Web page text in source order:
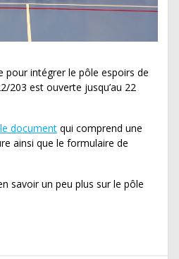
pour intégrer le pôle espoirs de
203 est ouverte jusqu’au 22
document qui comprend une
ainsi que le formulaire de
savoir un peu plus sur le pôle